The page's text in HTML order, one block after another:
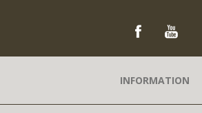
INFORMATION